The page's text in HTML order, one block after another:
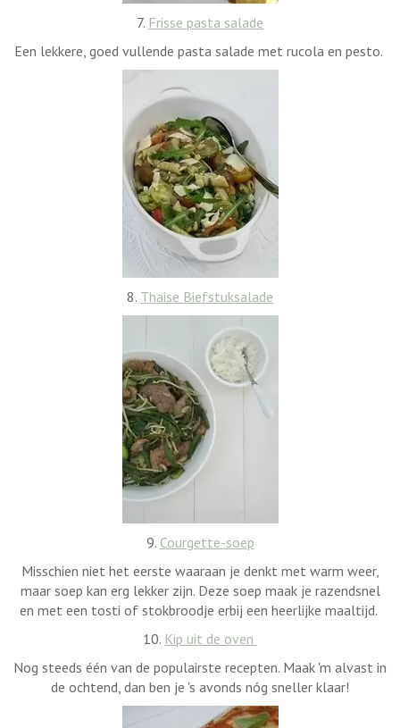
7. Frisse pasta salade
Een lekkere, goed vullende pasta salade met rucola en pesto.
8. Thaise Biefstuksalade
9. Courgette-soep
Misschien niet het eerste waaraan je denkt met warm weer,
maar soep kan erg lekker zijn. Deze soep maak je razendsnel
en met een tosti of stokbroodje erbij een heerlijke maaltijd.
10. Kip uit de oven
Nog steeds één van de populairste recepten. Maak 'm alvast in
de ochtend, dan ben je 's avonds nóg sneller klaar!